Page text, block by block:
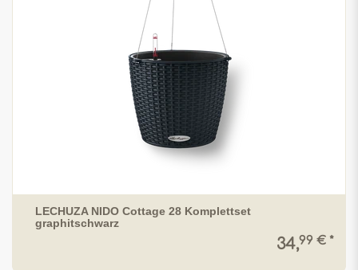
LECHUZA NIDO Cottage 28 Komplettset
graphitschwarz
34,99 € *